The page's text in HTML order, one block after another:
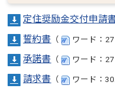
定住奨励金交付申請
誓約書 （ ワード：
承諾書 （ ワード：
請求書 （ ワード：